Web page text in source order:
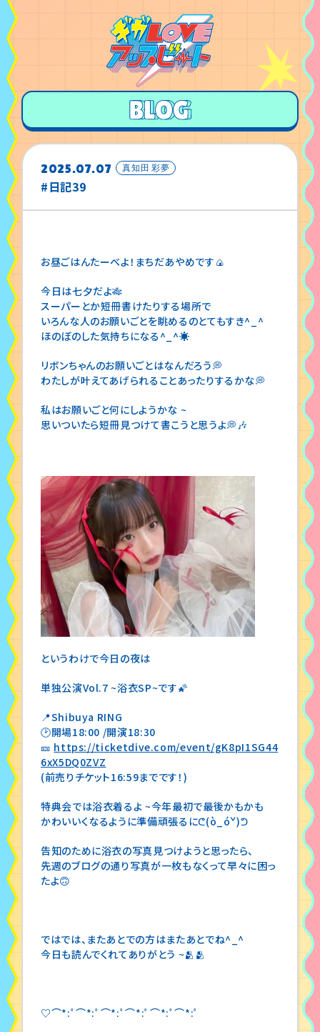
2025.07.07 真知田 彩夢
#日記39
お昼ごはんたーべよ！まちだあやめです🍙
今日は七夕だよ🎋
スーパーとか短冊書けたりする場所で
いろんな人のお願いごとを眺めるのとてもすき^_^
ほのぼのした気持ちになる^_^☀️
リボンちゃんのお願いごとはなんだろう💭
わたしが叶えてあげられることあったりするかな💭
私はお願いごと何にしようかな ~
思いついたら短冊見つけて書こうと思うよ💭🎶
というわけで今日の夜は
単独公演Vol.7 ~浴衣SP~です🌠
📍Shibuya RING
🕑開場18:00 /開演18:30
🎫 https://ticketdive.com/event/gK8pI1SG44
6xX5DQ0ZVZ
(前売りチケット16:59までです！)
特典会では浴衣着るよ ~今年最初で最後かもかも
かわいいくなるように準備頑張るにᕦ(ò_óˇ)ᕤ
告知のために浴衣の写真見つけようと思ったら、
先週のブログの通り写真が一枚もなくって早々に困っ
たよ🙃
ではでは、またあとでの方はまたあとでね^_^
今日も読んでくれてありがとう ~🫂🫂
♡⌒*:ﾟ⌒*:ﾟ⌒*:ﾟ⌒*:ﾟ⌒*:ﾟ⌒*:ﾟ